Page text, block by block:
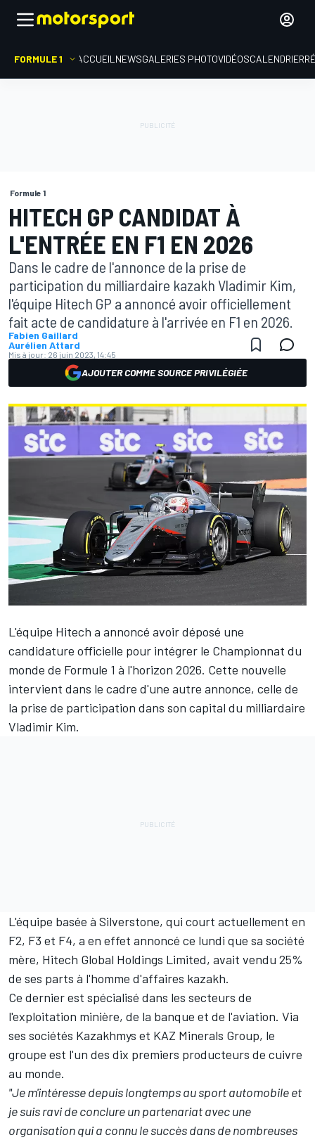
FORMULE 1 ACCUEIL NEWSGALERIES PHOTOVIDÉOSCALENDRIER
Formule 1
HITECH GP CANDIDAT À
L'ENTRÉE EN F1 EN 2026
Dans le cadre de l'annonce de la prise de
participation du milliardaire kazakh Vladimir Kim,
l'équipe Hitech GP a annoncé avoir officiellement
fait acte de candidature à l'arrivée en F1 en 2026.
Fabien Gaillard
Aurélien Attard
Mis à jour: 26 juin 2023, 14:45
AJOUTER COMME SOURCE PRIVILÉGIÉE
L'équipe Hitech a annoncé avoir déposé une
candidature officielle pour intégrer le Championnat du
monde de Formule 1 à l'horizon 2026. Cette nouvelle
intervient dans le cadre d'une autre annonce, celle de
la prise de participation dans son capital du milliardaire
Vladimir Kim.
L'équipe basée à Silverstone, qui court actuellement en
F2, F3 et F4, a en effet annoncé ce lundi que sa société
mère, Hitech Global Holdings Limited, avait vendu 25%
de ses parts à l'homme d'affaires kazakh.
Ce dernier est spécialisé dans les secteurs de
l'exploitation minière, de la banque et de l'aviation. Via
ses sociétés Kazakhmys et KAZ Minerals Group, le
groupe est l'un des dix premiers producteurs de cuivre
au monde.
"Je m'intéresse depuis longtemps au sport automobile et
je suis ravi de conclure un partenariat avec une
organisation qui a connu le succès dans de nombreuses